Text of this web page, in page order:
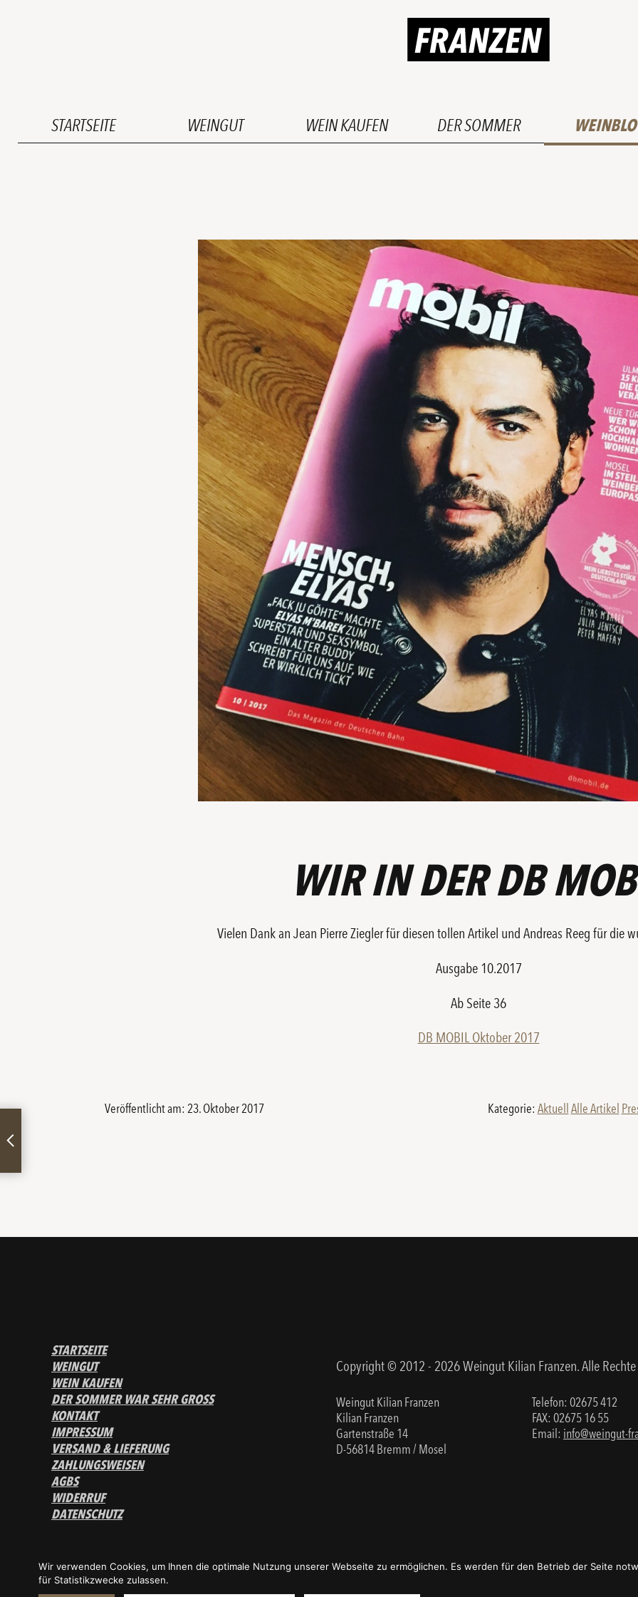
STARTSEITE WEINGUT WEIN KAUFEN DER SOMMER
WIR IN DER DB
Vielen Dank an Jean Pierre Ziegler für diesen tollen Artikel und Andreas Reeg für die
Ausgabe 10.2017
Ab Seite 36
DB MOBIL Oktober 2017
Veröffentlicht am: 23. Oktober 2017 Kategorie: Aktuell Alle Artikel
Wir verwenden Cookies, um Ihnen die optimale Nutzung unserer Webseite zu ermöglichen. Es werden für den Betrieb der Seite
für Statistikzwecke zulassen.
STARTSEITE
WEINGUT
WEIN KAUFEN
DER SOMMER WAR SEHR GROSS
KONTAKT
IMPRESSUM
VERSAND & LIEFERUNG
ZAHLUNGSWEISEN
AGBS
WIDERRUF
DATENSCHUTZ
Copyright © 2012 - 2026 Weingut Kilian Franzen. Alle
Weingut Kilian Franzen
Kilian Franzen
Gartenstraße 14
D-56814 Bremm / Mosel
Telefon: 02675 412
FAX: 02675 16 55
Email: info@weingut-